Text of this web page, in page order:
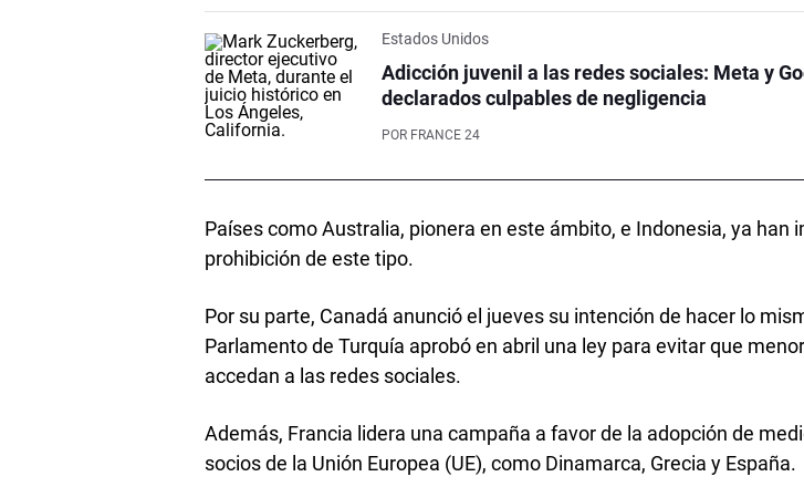
Estados Unidos
Adicción juvenil a las redes sociales: Meta y
declarados culpables de negligencia
POR FRANCE 24
Países como Australia, pionera en este ámbito, e Indonesia, ya han
prohibición de este tipo.
Por su parte, Canadá anunció el jueves su intención de hacer lo
Parlamento de Turquía aprobó en abril una ley para evitar que
accedan a las redes sociales.
Además, Francia lidera una campaña a favor de la adopción de
socios de la Unión Europea (UE), como Dinamarca, Grecia y España.